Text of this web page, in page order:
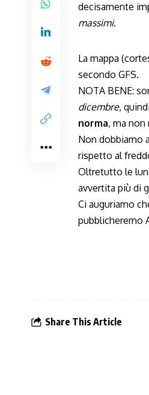
decisamente
massimi.
La mappa
secondo GFS.
NOTA BENE:
dicembre,
norma, ma non
Non dobbiamo
rispetto al
Oltretutto le
avvertita più di
Ci auguriamo
pubblicheremo
Share This Article